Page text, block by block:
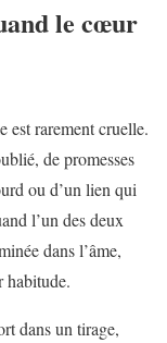
le cœur
est rarement cruelle.
de promesses
ou d’un lien qui
l’un des deux
dans l’âme,
habitude.
dans un tirage,